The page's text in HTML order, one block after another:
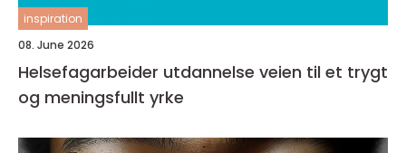
inspiration
08. June 2026
Helsefagarbeider utdannelse veien til et trygt
og meningsfullt yrke